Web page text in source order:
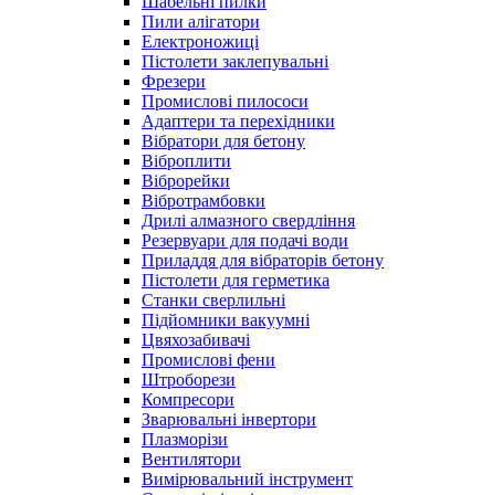
Пили алігатори
Електроножиці
Пістолети заклепувальні
Фрезери
Промислові пилососи
Адаптери та перехідники
Вібратори для бетону
Віброплити
Віброрейки
Вібротрамбовки
Дрилі алмазного свердління
Резервуари для подачі води
Приладдя для вібраторів бетону
Пістолети для герметика
Станки сверлильні
Підйомники вакуумні
Цвяхозабивачі
Промислові фени
Штроборези
Компресори
Зварювальні інвертори
Плазморізи
Вентилятори
Вимірювальний інструмент